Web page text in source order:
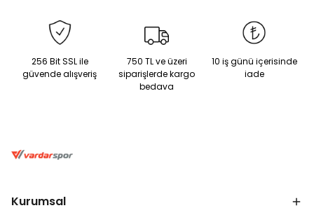
256 Bit SSL ile
güvende alışveriş
750 TL ve üzeri
siparişlerde kargo
bedava
10 iş günü içerisinde
iade
Kurumsal